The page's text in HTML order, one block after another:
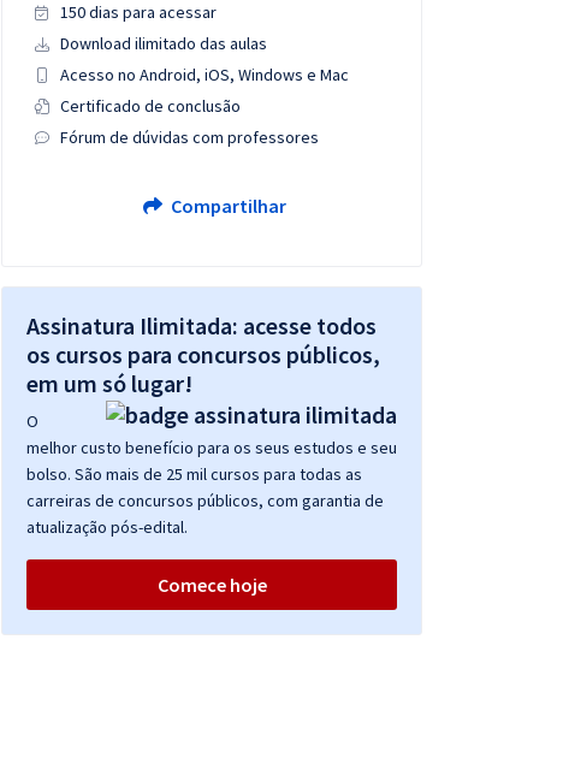
150 dias para acessar
Download ilimitado das aulas
Acesso no Android, iOS, Windows e Mac
Certificado de conclusão
Fórum de dúvidas com professores
Compartilhar
Assinatura Ilimitada: acesse todos
os cursos para concursos públicos,
em um só lugar!
O
melhor custo benefício para os seus estudos e seu
bolso. São mais de 25 mil cursos para todas as
carreiras de concursos públicos, com garantia de
atualização pós-edital.
Comece hoje